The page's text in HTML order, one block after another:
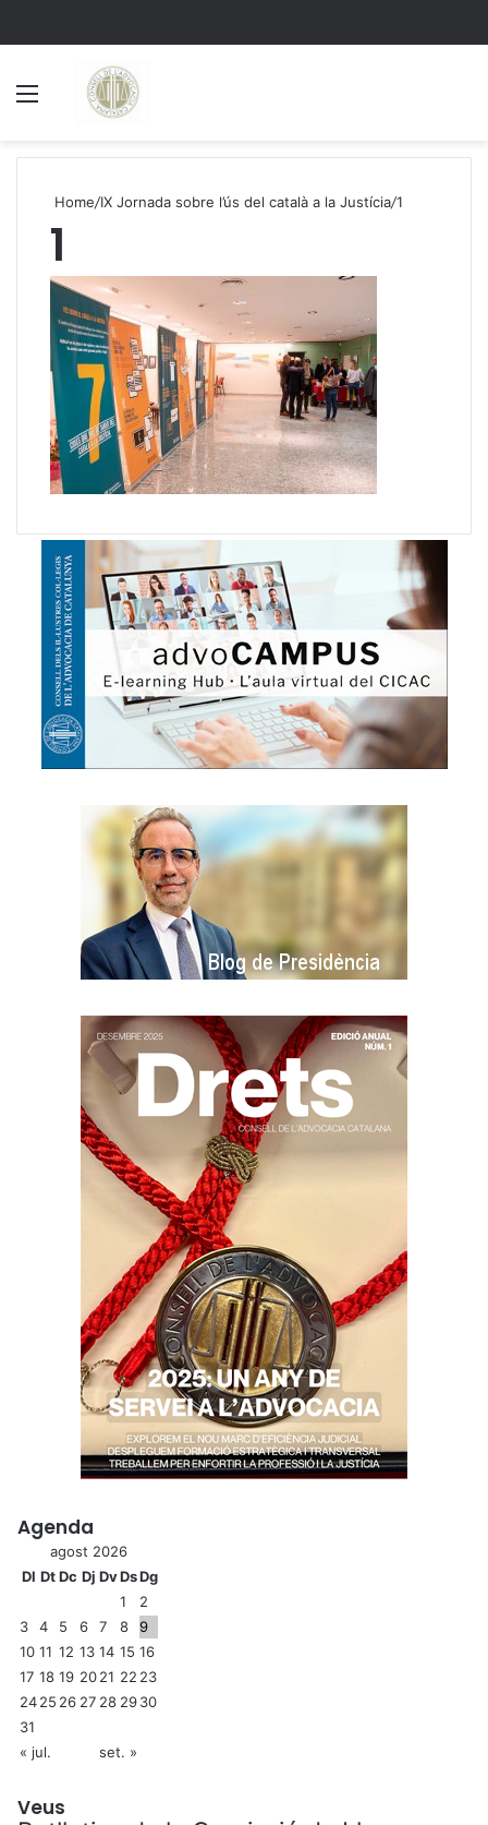
Home/IX Jornada sobre l’ús del català a la Justícia/1
1
Agenda
agost 2026
Dl DtDc Dj DvDsDg
1
2
3
4 5 6 7 8
9
10 11 12 13 14 15 16
17 18 19 2021 22 23
2425 26 27 28 2930
31
« jul.
set. »
Veus